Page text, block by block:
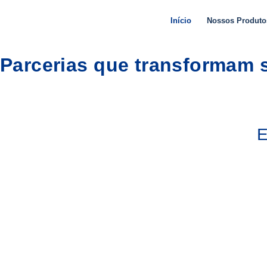
Início Nossos
Parcerias que